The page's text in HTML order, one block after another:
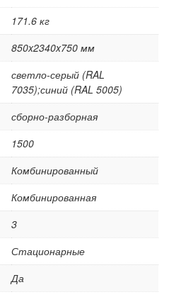
и крюки
деталей
грузов
171.6 кг
850x2340x750 мм
светло-серый (RAL
7035);синий (RAL 5005)
сборно-разборная
1500
Комбинированный
Комбинированная
3
Стационарные
Да